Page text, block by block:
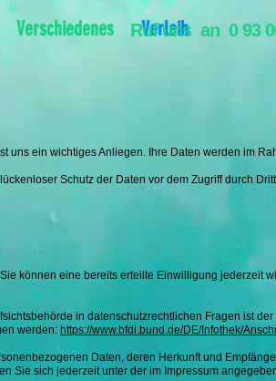
Verschiedenes Verleih
Ruf uns an 0 93
ein wichtiges Anliegen. Ihre Daten werden im
Schutz der Daten vor dem Zugriff durch
können eine bereits erteilte Einwilligung jederzeit
in datenschutzrechtlichen Fragen ist
werden: https://www.bfdi.bund.de/DE/Infothek/
Daten, deren Herkunft und
Sie sich jederzeit unter der im Impressum